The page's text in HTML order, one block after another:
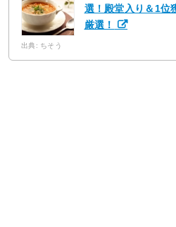
選！殿堂入り＆1位
厳選！
出典: ちそう